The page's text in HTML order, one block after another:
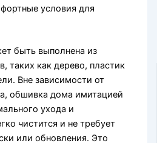
условия для
быть выполнена из
таких как дерево, пластик
Вне зависимости от
обшивка дома имитацией
ухода и
чистится и не требует
или обновления. Это